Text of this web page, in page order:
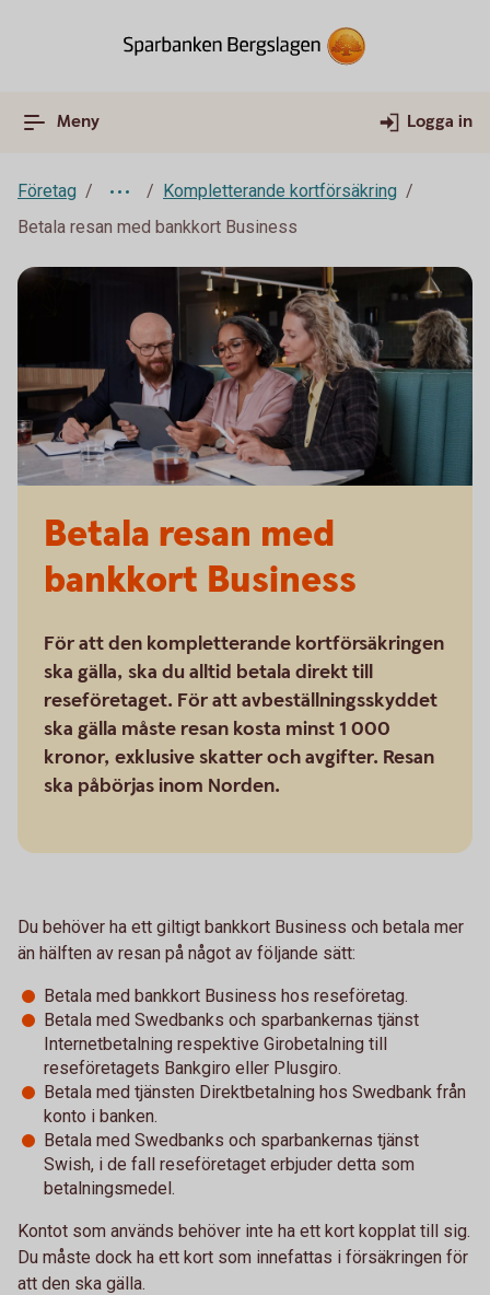
Meny Logga in
Företag
Kompletterande kortförsäkring
Betala resan med bankkort Business
Betala resan med
bankkort Business
För att den kompletterande kortförsäkringen
ska gälla, ska du alltid betala direkt till
reseföretaget. För att avbeställningsskyddet
ska gälla måste resan kosta minst 1 000
kronor, exklusive skatter och avgifter. Resan
ska påbörjas inom Norden.
Du behöver ha ett giltigt bankkort Business och betala mer
än hälften av resan på något av följande sätt:
Betala med bankkort Business hos reseföretag.
Betala med Swedbanks och sparbankernas tjänst
Internetbetalning respektive Girobetalning till
reseföretagets Bankgiro eller Plusgiro.
Betala med tjänsten Direktbetalning hos Swedbank från
konto i banken.
Betala med Swedbanks och sparbankernas tjänst
Swish, i de fall reseföretaget erbjuder detta som
betalningsmedel.
Kontot som används behöver inte ha ett kort kopplat till sig.
Du måste dock ha ett kort som innefattas i försäkringen för
att den ska gälla.